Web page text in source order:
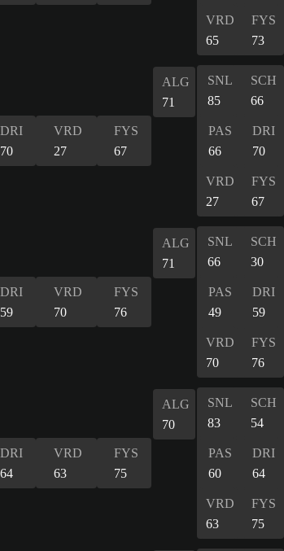
VRD
65
FYS
73
DRI
70
VRD
27
FYS
67
ALG
71
SNL
85
SCH
66
PAS
66
DRI
70
VRD
27
FYS
67
DRI
59
VRD
70
FYS
76
ALG
71
SNL
66
SCH
30
PAS
49
DRI
59
VRD
70
FYS
76
DRI
64
VRD
63
FYS
75
ALG
70
SNL
83
SCH
54
PAS
60
DRI
64
VRD
63
FYS
75